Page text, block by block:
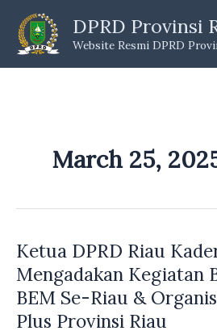
content
DPRD Provinsi
Website Resmi DPRD
March 25,
Ketua DPRD Riau
Mengadakan Kegiatan
BEM Se-Riau &
Plus Provinsi Riau